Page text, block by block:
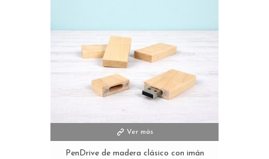
Ver más
PenDrive de madera clásico con imán